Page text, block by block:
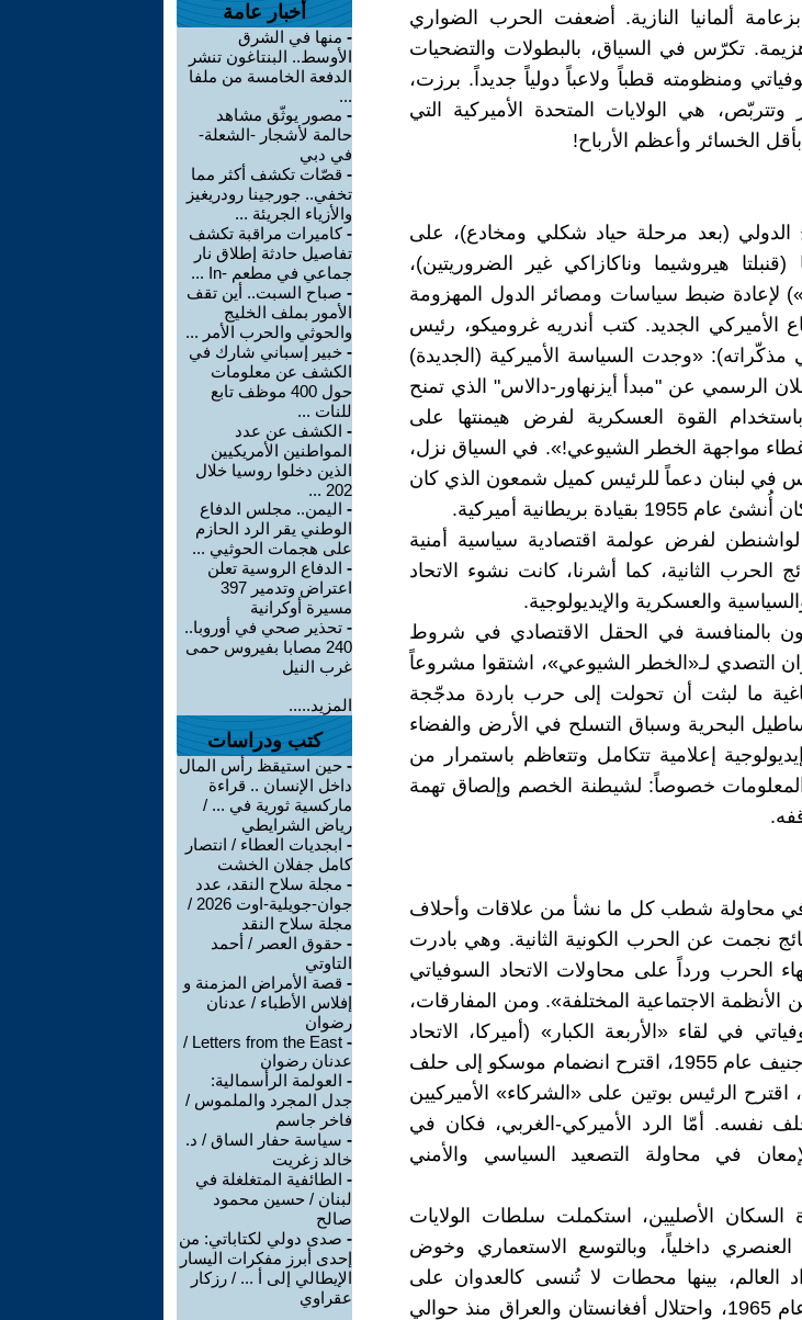
بزعامة ألمانيا النازية. أضعفت الحرب الضواري
تكرّس في السياق، بالبطولات والتضحيات
ومنظومته قطباً ولاعباً دولياً جديداً. برزت،
هي الولايات المتحدة الأميركية التي
الخسائر وأعظم الأرباح!
(بعد مرحلة حياد شكلي ومخادع)، على
هيروشيما وناكازاكي غير الضروريتين)،
لإعادة ضبط سياسات ومصائر الدول المهزومة
الأميركي الجديد. كتب أندريه غروميكو، رئيس
مذكّراته): «وجدت السياسة الأميركية (الجديدة)
عام 1957 في الإعلان الرسمي عن "مبدأ أيزنهاور-دالاس" الذي تمنح
القوة العسكرية لفرض هيمنتها على
مواجهة الخطر الشيوعي!». في السياق نزل،
في لبنان دعماً للرئيس كميل شمعون الذي كان
بريطانية أميركية.
لفرض عولمة اقتصادية سياسية أمنية
الحرب الثانية، كما أشرنا، كانت نشوء الاتحاد
والعسكرية والإيديولوجية.
بالمنافسة في الحقل الاقتصادي في شروط
التصدي لـ«الخطر الشيوعي»، اشتقوا مشروعاً
ما لبثت أن تحولت إلى حرب باردة مدجّجة
البحرية وسباق التسلح في الأرض والفضاء
إعلامية تتكامل وتتعاظم باستمرار من
خصوصاً: لشيطنة الخصم وإلصاق تهمة
محاولة شطب كل ما نشأ من علاقات وأحلاف
نجمت عن الحرب الكونية الثانية. وهي بادرت
الحرب ورداً على محاولات الاتحاد السوفياتي
الأنظمة الاجتماعية المختلفة». ومن المفارقات،
في لقاء «الأربعة الكبار» (أميركا، الاتحاد
السوفياتي، بريطانيا وفرنسا) في جنيف عام 1955، اقترح انضمام موسكو إلى حلف
اقترح الرئيس بوتين على «الشركاء» الأميركيين
نفسه. أمّا الرد الأميركي-الغربي، فكان في
في محاولة التصعيد السياسي والأمني
السكان الأصليين، استكملت سلطات الولايات
العنصري داخلياً، وبالتوسع الاستعماري وخوض
العالم، بينها محطات لا تُنسى كالعدوان على
فييتنام (1965)، وحصار كوبا منذ عام 1965، واحتلال أفغانستان والعراق منذ حوالي
أخبار عامة
- منها في الشرق
الأوسط.. البنتاغون تنشر
الدفعة الخامسة من ملفا
...
- مصور يوثّق مشاهد
حالمة لأشجار -الشعلة-
في دبي
- قصّات تكشف أكثر مما
تخفي.. جورجينا رودريغيز
والأزياء الجريئة ...
-كاميرات مراقبة تكشف
تفاصيل حادثة إطلاق نار
جماعي في مطعم -In ...
- صباح السبت.. أين تقف
الأمور بملف الخليج
والحوثي والحرب الأمر ...
- خبير إسباني شارك في
الكشف عن معلومات
حول 400 موظف تابع
للنات ...
- الكشف عن عدد
المواطنين الأمريكيين
الذين دخلوا روسيا خلال
202 ...
- اليمن.. مجلس الدفاع
الوطني يقر الرد الحازم
على هجمات الحوثيي ...
- الدفاع الروسية تعلن
اعتراض وتدمير 397
مسيرة أوكرانية
- تحذير صحي في أوروبا..
240 مصابا بفيروس حمى
غرب النيل
المزيد.....
كتب ودراسات
- حين استيقظ رأس المال
داخل الإنسان .. قراءة
ماركسية ثورية في ... /
رياض الشرايطي
- ابجديات العطاء / انتصار
كامل جفلان الخشت
- مجلة سلاح النقد، عدد
جوان-جويلية-اوت 2026 /
مجلة سلاح النقد
- حقوق العصر / أحمد
التاوتي
- قصة الأمراض المزمنة و
إفلاس الأطباء / عدنان
رضوان
-
Letters from the East /
عدنان رضوان
- العولمة الرأسمالية:
جدل المجرد والملموس /
فاخر جاسم
- سياسة حفار الساق / د.
خالد زغريت
- الطائفية المتغلغلة في
لبنان / حسين محمود
صالح
- صدى دولي لكتاباتي: من
إحدى أبرز مفكرات اليسار
الإيطالي إلى أ ... / رزكار
عقراوي